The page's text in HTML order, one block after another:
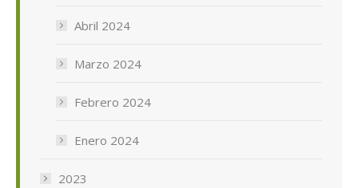
Abril 2024
Marzo 2024
Febrero 2024
Enero 2024
2023